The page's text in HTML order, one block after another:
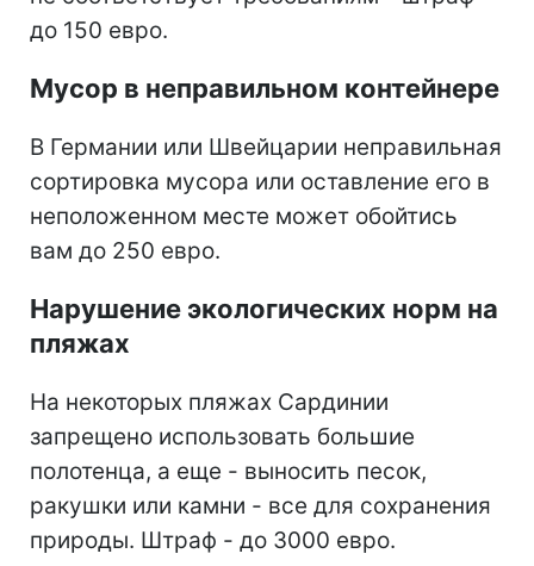
до 150 евро.
Мусор в неправильном контейнере
В Германии или Швейцарии неправильная
сортировка мусора или оставление его в
неположенном месте может обойтись
вам до 250 евро.
Нарушение экологических норм на
пляжах
На некоторых пляжах Сардинии
запрещено использовать большие
полотенца, а еще - выносить песок,
ракушки или камни - все для сохранения
природы. Штраф - до 3000 евро.